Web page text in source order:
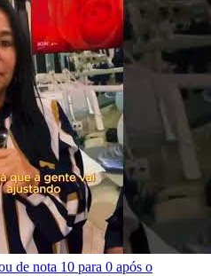
de nota 10 para 0 após o